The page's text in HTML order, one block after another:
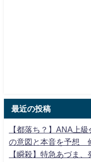
最近の投稿
【都落ち？】ANA上
の意図と本音を予想
【瞬殺】特急あづま